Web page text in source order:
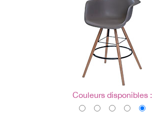
→ Types de mobilier
→ Noms / Références
Couleurs disponibles :